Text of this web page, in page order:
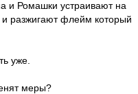
и Ромашки устраивают на
и разжигают флейм который
уже.
меры?